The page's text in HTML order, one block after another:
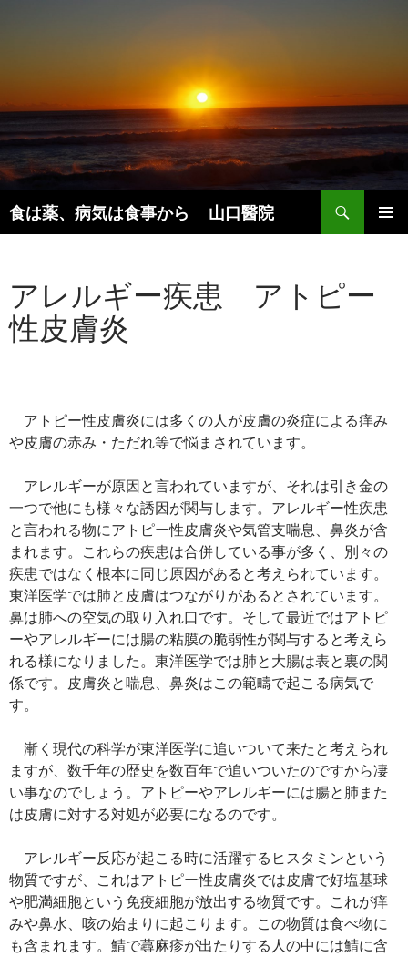
食は薬、病気は食事から 山口醫院
検
索
ン
ツ
へ
ス
アレルギー疾患 アトピー
性皮膚炎
アトピー性皮膚炎には多くの人が皮膚の炎症による痒み
や皮膚の赤み・ただれ等で悩まされています。
アレルギーが原因と言われていますが、それは引き金の
一つで他にも様々な誘因が関与します。アレルギー性疾患
と言われる物にアトピー性皮膚炎や気管支喘息、鼻炎が含
まれます。これらの疾患は合併している事が多く、別々の
疾患ではなく根本に同じ原因があると考えられています。
東洋医学では肺と皮膚はつながりがあるとされています。
鼻は肺への空気の取り入れ口です。そして最近ではアトピ
ーやアレルギーには腸の粘膜の脆弱性が関与すると考えら
れる様になりました。東洋医学では肺と大腸は表と裏の関
係です。皮膚炎と喘息、鼻炎はこの範疇で起こる病気で
す。
漸く現代の科学が東洋医学に追いついて来たと考えられ
ますが、数千年の歴史を数百年で追いついたのですから凄
い事なのでしょう。アトピーやアレルギーには腸と肺また
は皮膚に対する対処が必要になるのです。
アレルギー反応が起こる時に活躍するヒスタミンという
物質ですが、これはアトピー性皮膚炎では皮膚で好塩基球
や肥満細胞という免疫細胞が放出する物質です。これが痒
みや鼻水、咳の始まりに起こります。この物質は食べ物に
も含まれます。鯖で蕁麻疹が出たりする人の中には鯖に含